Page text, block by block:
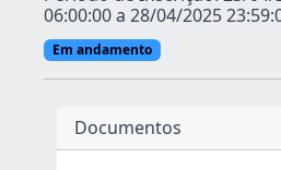
06:00:00 a 28/04/2025
Em andamento
Documentos